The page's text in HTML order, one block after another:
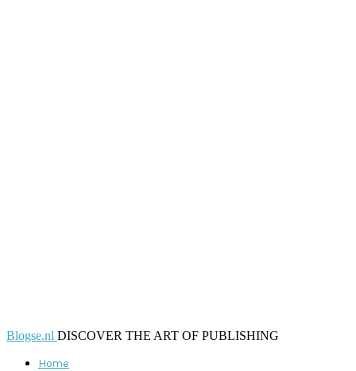
Blogse.nl DISCOVER THE ART OF PUBLISHING
Home